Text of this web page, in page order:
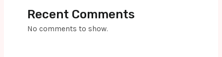
Recent Comments
No comments to show.